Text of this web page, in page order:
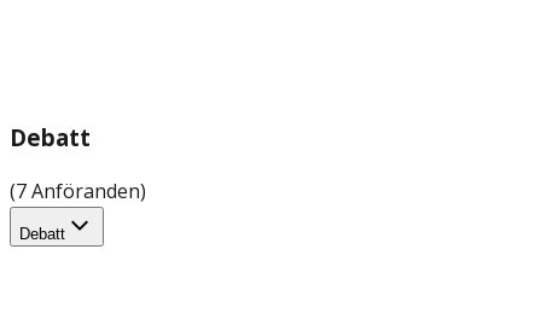
Debatt
(7 Anföranden)
Debatt